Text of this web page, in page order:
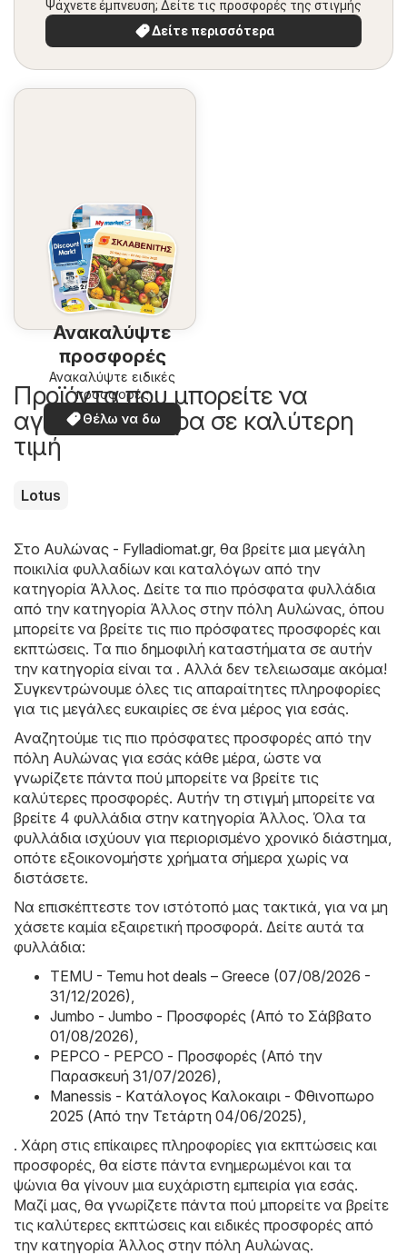
Ψάχνετε έμπνευση; Δείτε τις προσφορές της στιγμής
Δείτε περισσότερα
Ανακαλύψτε
προσφορές
Ανακαλύψτε ειδικές
προσφορές
Θέλω να δω
Προϊόντα που μπορείτε να
αγοράσετε τώρα σε καλύτερη
τιμή
Lotus
Στο Αυλώνας - Fylladiomat.gr, θα βρείτε μια μεγάλη
ποικιλία φυλλαδίων και καταλόγων από την
κατηγορία Άλλος. Δείτε τα πιο πρόσφατα φυλλάδια
από την κατηγορία Άλλος στην πόλη Αυλώνας, όπου
μπορείτε να βρείτε τις πιο πρόσφατες προσφορές και
εκπτώσεις. Τα πιο δημοφιλή καταστήματα σε αυτήν
την κατηγορία είναι τα . Αλλά δεν τελειωσαμε ακόμα!
Συγκεντρώνουμε όλες τις απαραίτητες πληροφορίες
για τις μεγάλες ευκαιρίες σε ένα μέρος για εσάς.
Αναζητούμε τις πιο πρόσφατες προσφορές από την
πόλη Αυλώνας για εσάς κάθε μέρα, ώστε να
γνωρίζετε πάντα πού μπορείτε να βρείτε τις
καλύτερες προσφορές. Αυτήν τη στιγμή μπορείτε να
βρείτε 4 φυλλάδια στην κατηγορία Άλλος. Όλα τα
φυλλάδια ισχύουν για περιορισμένο χρονικό διάστημα,
οπότε εξοικονομήστε χρήματα σήμερα χωρίς να
διστάσετε.
Να επισκέπτεστε τον ιστότοπό μας τακτικά, για να μη
χάσετε καμία εξαιρετική προσφορά. Δείτε αυτά τα
φυλλάδια:
TEMU - Temu hot deals – Greece (07/08/2026 -
31/12/2026)
Jumbo - Jumbo - Προσφορές (Από το Σάββατο
01/08/2026)
PEPCO - PEPCO - Προσφορές (Από την
Παρασκευή 31/07/2026)
Manessis - Kατάλογος Καλοκαιρι - Φθινοπωρο
2025 (Από την Τετάρτη 04/06/2025)
. Χάρη στις επίκαιρες πληροφορίες για εκπτώσεις και
προσφορές, θα είστε πάντα ενημερωμένοι και τα
ψώνια θα γίνουν μια ευχάριστη εμπειρία για εσάς.
Μαζί μας, θα γνωρίζετε πάντα πού μπορείτε να βρείτε
τις καλύτερες εκπτώσεις και ειδικές προσφορές από
την κατηγορία Άλλος στην πόλη Αυλώνας.